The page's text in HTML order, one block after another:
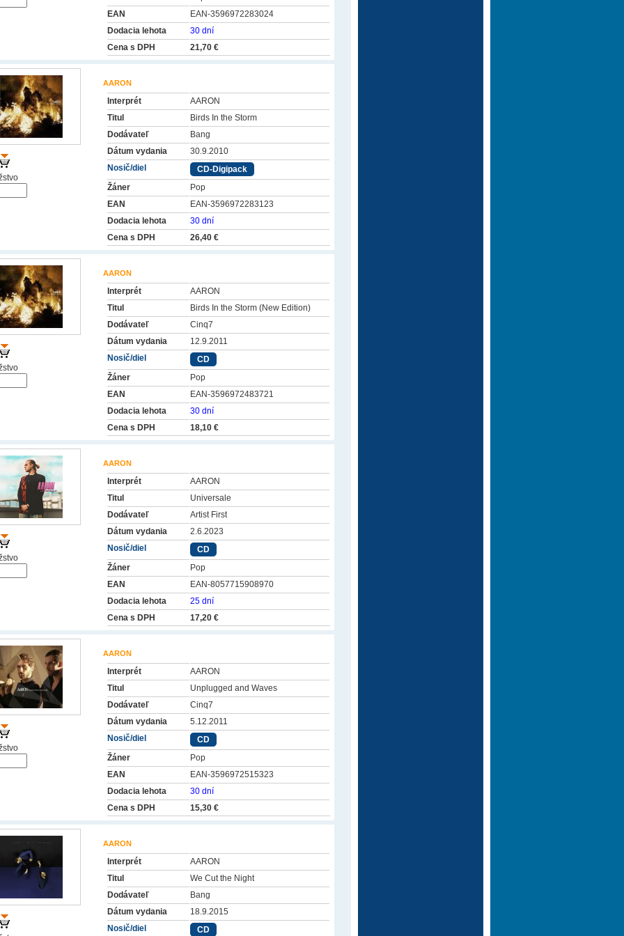
EAN
EAN-3596972283024
Dodacia lehota
30 dní
Cena s DPH
21,70 €
AARON
Interprét
AARON
Titul
Birds In the Storm
Dodávateľ
Bang
Dátum vydania
30.9.2010
Nosič/diel
CD-Digipack
Žáner
Pop
EAN
EAN-3596972283123
Dodacia lehota
30 dní
Cena s DPH
26,40 €
AARON
Interprét
AARON
Titul
Birds In the Storm (New Edition)
Dodávateľ
Cinq7
Dátum vydania
12.9.2011
Nosič/diel
CD
Žáner
Pop
EAN
EAN-3596972483721
Dodacia lehota
30 dní
Cena s DPH
18,10 €
AARON
Interprét
AARON
Titul
Universale
Dodávateľ
Artist First
Dátum vydania
2.6.2023
Nosič/diel
CD
Žáner
Pop
EAN
EAN-8057715908970
Dodacia lehota
25 dní
Cena s DPH
17,20 €
AARON
Interprét
AARON
Titul
Unplugged and Waves
Dodávateľ
Cinq7
Dátum vydania
5.12.2011
Nosič/diel
CD
Žáner
Pop
EAN
EAN-3596972515323
Dodacia lehota
30 dní
Cena s DPH
15,30 €
AARON
Interprét
AARON
Titul
We Cut the Night
Dodávateľ
Bang
Dátum vydania
18.9.2015
Nosič/diel
CD